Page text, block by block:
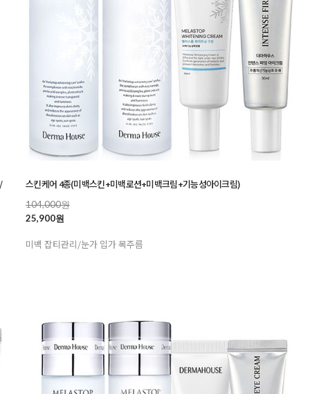
스킨케어 4종(미백스킨+미백로션+미백크림+기능성아이크림)
104,000원
25,900원
미백 잡티관리/눈가 입가 목주름